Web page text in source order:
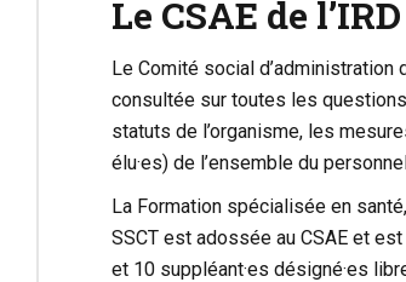
Le CSAE de l’IRD
Le Comité social d’administration
consultée sur toutes les
statuts de l’organisme, les
élu·es) de l’ensemble du
La Formation spécialisée en
SSCT est adossée au CSAE et
et 10 suppléant·es désigné·es